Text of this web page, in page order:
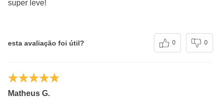
menores dependendo de suas necessidades
super leve!
esta avaliação foi útil? 0 0
Matheus G.